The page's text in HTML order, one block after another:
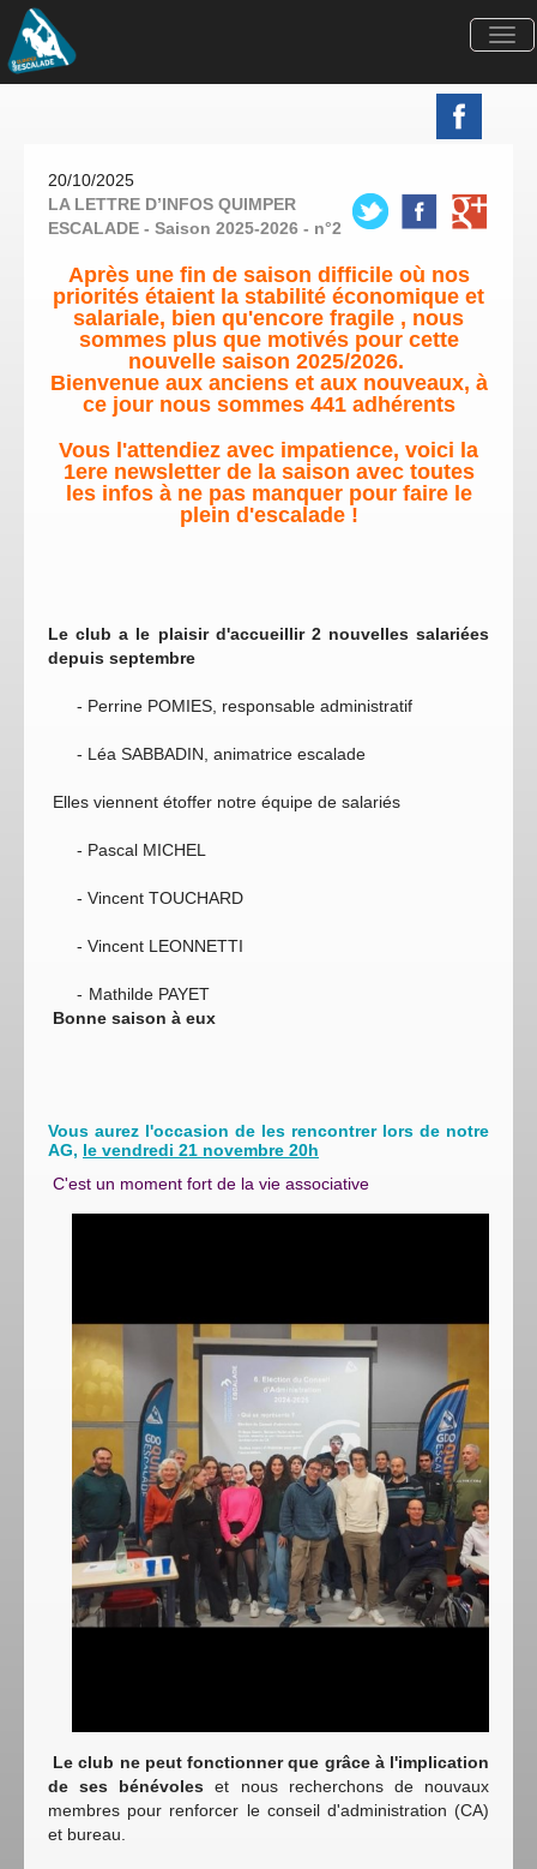
20/10/2025
LA LETTRE D’INFOS QUIMPER
ESCALADE - Saison 2025-2026 - n°2
Après une fin de saison difficile où nos
priorités étaient la stabilité économique et
salariale, bien qu'encore fragile , nous
sommes plus que motivés pour cette
nouvelle saison 2025/2026.
Bienvenue aux anciens et aux nouveaux, à
ce jour nous sommes 441 adhérents
Vous l'attendiez avec impatience, voici la
1ere newsletter de la saison avec toutes
les infos à ne pas manquer pour faire le
plein d'escalade !
Le club a le plaisir d'accueillir 2 nouvelles salariées
depuis septembre
- Perrine POMIES, responsable administratif
- Léa SABBADIN, animatrice escalade
Elles viennent étoffer notre équipe de salariés
- Pascal MICHEL
- Vincent TOUCHARD
- Vincent LEONNETTI
- Mathilde PAYET
Bonne saison à eux
Vous aurez l'occasion de les rencontrer lors de notre
AG, le vendredi 21 novembre 20h
C'est un moment fort de la vie associative
Le club ne peut fonctionner que grâce à l'implication
de ses bénévoleset nous recherchons de nouvaux
membres pour renforcer le conseil d'administration (CA)
et bureau.